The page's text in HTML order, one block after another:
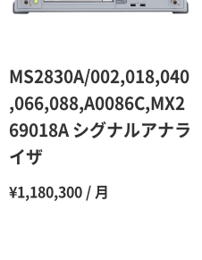
7ヶ月
8ヶ月
10ヶ月
MS2830A/002,018,040
,066,088,A0086C,MX2
69018A シグナルアナラ
イザ
¥1,180,300 / 月